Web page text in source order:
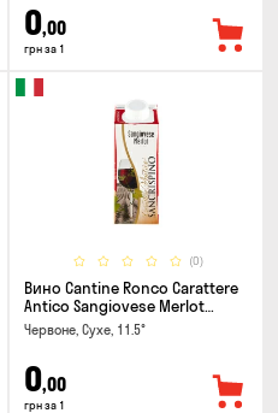
0,00
грн за 1
(0)
Вино Cantine Ronco Carattere
Antico Sangiovese Merlot
Rubicone IGT 0.25л
Червоне, Сухе, 11.5°
0,00
грн за 1